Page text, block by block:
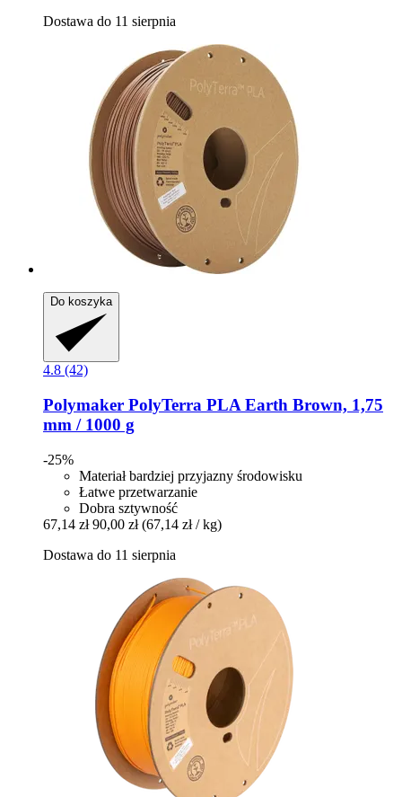
Dostawa do 11 sierpnia
Do koszyka
4.8 (42)
Polymaker PolyTerra PLA Earth Brown, 1,75
mm / 1000 g
-25%
Materiał bardziej przyjazny środowisku
Łatwe przetwarzanie
Dobra sztywność
67,14 zł 90,00 zł (67,14 zł / kg)
Dostawa do 11 sierpnia